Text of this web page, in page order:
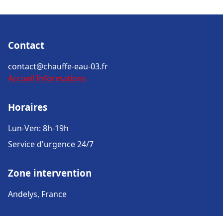
Contact
contact@chauffe-eau-03.fr
Accueil Informations
Horaires
Lun-Ven: 8h-19h
Service d'urgence 24/7
Zone intervention
Andelys, France